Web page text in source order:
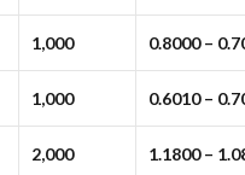
1,000 0.8000 –
1,000 0.6010 –
2,000 1.1800 –